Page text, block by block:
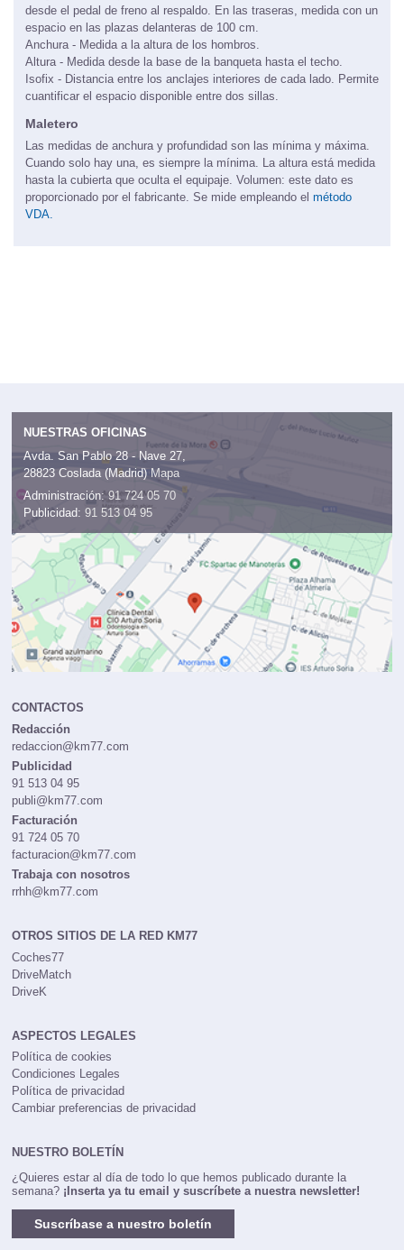
desde el pedal de freno al respaldo. En las traseras, medida con un
espacio en las plazas delanteras de 100 cm.
Anchura - Medida a la altura de los hombros.
Altura - Medida desde la base de la banqueta hasta el techo.
Isofix - Distancia entre los anclajes interiores de cada lado. Permite
cuantificar el espacio disponible entre dos sillas.
Maletero
Las medidas de anchura y profundidad son las mínima y máxima.
Cuando solo hay una, es siempre la mínima. La altura está medida
hasta la cubierta que oculta el equipaje. Volumen: este dato es
proporcionado por el fabricante. Se mide empleando el método
VDA.
NUESTRAS OFICINAS
Avda. San Pablo 28 - Nave 27,
28823 Coslada (Madrid) Mapa
Administración: 91 724 05 70
Publicidad: 91 513 04 95
CONTACTOS
Redacción
redaccion@km77.com
Publicidad
91 513 04 95
publi@km77.com
Facturación
91 724 05 70
facturacion@km77.com
Trabaja con nosotros
rrhh@km77.com
OTROS SITIOS DE LA RED KM77
Coches77
DriveMatch
DriveK
ASPECTOS LEGALES
Política de cookies
Condiciones Legales
Política de privacidad
Cambiar preferencias de privacidad
NUESTRO BOLETÍN
¿Quieres estar al día de todo lo que hemos publicado durante la
semana? ¡Inserta ya tu email y suscríbete a nuestra newsletter!
Suscríbase a nuestro boletín